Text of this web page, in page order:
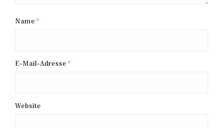
Name *
E-Mail-Adresse *
Website